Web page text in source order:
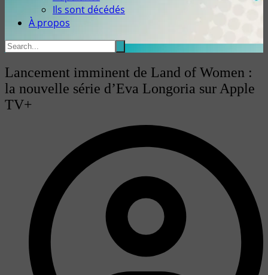
Ils sont décédés
À propos
Lancement imminent de Land of Women :
la nouvelle série d’Eva Longoria sur Apple
TV+